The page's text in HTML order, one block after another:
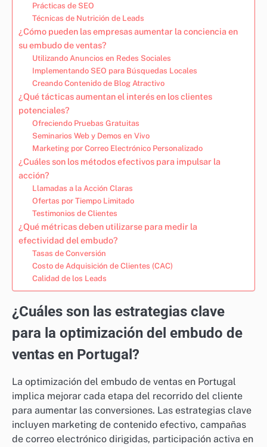
Prácticas de SEO
Técnicas de Nutrición de Leads
¿Cómo pueden las empresas aumentar la conciencia en
su embudo de ventas?
Utilizando Anuncios en Redes Sociales
Implementando SEO para Búsquedas Locales
Creando Contenido de Blog Atractivo
¿Qué tácticas aumentan el interés en los clientes
potenciales?
Ofreciendo Pruebas Gratuitas
Seminarios Web y Demos en Vivo
Marketing por Correo Electrónico Personalizado
¿Cuáles son los métodos efectivos para impulsar la
acción?
Llamadas a la Acción Claras
Ofertas por Tiempo Limitado
Testimonios de Clientes
¿Qué métricas deben utilizarse para medir la
efectividad del embudo?
Tasas de Conversión
Costo de Adquisición de Clientes (CAC)
Calidad de los Leads
¿Cuáles son las estrategias clave
para la optimización del embudo de
ventas en Portugal?
La optimización del embudo de ventas en Portugal
implica mejorar cada etapa del recorrido del cliente
para aumentar las conversiones. Las estrategias clave
incluyen marketing de contenido efectivo, campañas
de correo electrónico dirigidas, participación activa en